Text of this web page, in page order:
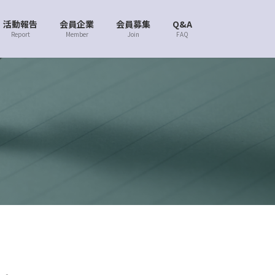
活動報告
Report
会員企業
Member
会員募集
Join
Q&A
FAQ